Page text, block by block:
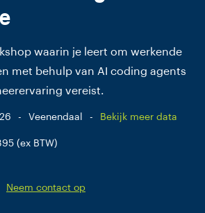
waarin je leert om werkende
met behulp van AI coding agents
vereist.
- Veenendaal - Bekijk meer data
(ex BTW)
Neem contact op